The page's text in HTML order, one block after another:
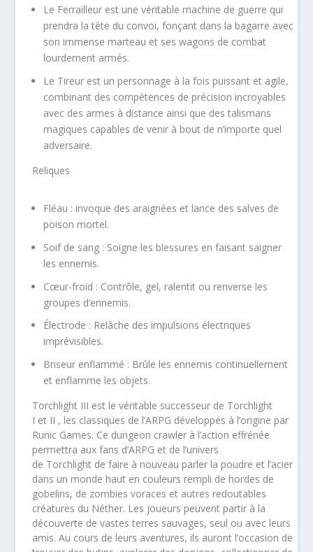
Le Ferrailleur est une véritable machine de guerre qui
prendra la tête du convoi, fonçant dans la bagarre avec
son immense marteau et ses wagons de combat
lourdement armés.
Le Tireur est un personnage à la fois puissant et agile,
combinant des compétences de précision incroyables
avec des armes à distance ainsi que des talismans
magiques capables de venir à bout de n’importe quel
adversaire.
Reliques
Fléau : invoque des araignées et lance des salves de
poison mortel.
Soif de sang : Soigne les blessures en faisant saigner
les ennemis.
Cœur-froid : Contrôle, gel, ralentit ou renverse les
groupes d’ennemis.
Électrode : Relâche des impulsions électriques
imprévisibles.
Briseur enflammé : Brûle les ennemis continuellement
et enflamme les objets.
Torchlight III est le véritable successeur de Torchlight
I et II , les classiques de l’ARPG développés à l’origine par
Runic Games. Ce dungeon crawler à l’action effrénée
permettra aux fans d’ARPG et de l’univers
de Torchlight de faire à nouveau parler la poudre et l’acier
dans un monde haut en couleurs rempli de hordes de
gobelins, de zombies voraces et autres redoutables
créatures du Néther. Les joueurs peuvent partir à la
découverte de vastes terres sauvages, seul ou avec leurs
amis. Au cours de leurs aventures, ils auront l’occasion de